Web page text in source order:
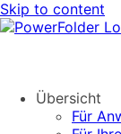
Skip to content
Übersicht
Für